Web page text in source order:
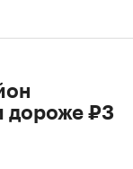
дороже ₽3